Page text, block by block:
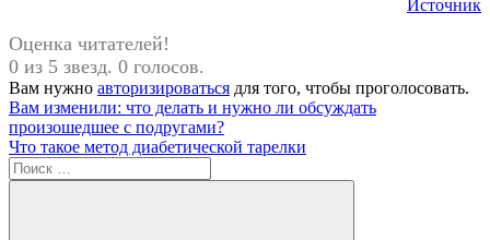
Источник
Оценка читателей!
0 из 5 звезд. 0 голосов.
Вам нужно авторизироваться для того, чтобы проголосовать.
Навигация
по
записям
Предыдущая
запись:
Вам изменили: что делать и нужно ли обсуждать
произошедшее с подругами?
Следующая
запись:
Что такое метод диабетической тарелки
Поиск
для: